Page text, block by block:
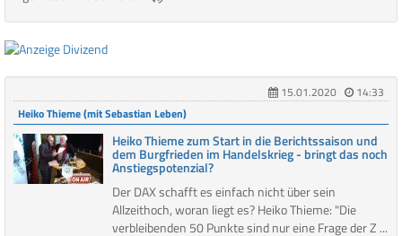
15.01.2020
14:33
Heiko Thieme (mit Sebastian Leben)
Heiko Thieme zum Start in die Berichtssaison und
dem Burgfrieden im Handelskrieg - bringt das noch
Anstiegspotenzial?
Der DAX schafft es einfach nicht über sein
Allzeithoch, woran liegt es? Heiko Thieme: "Die
verbleibenden 50 Punkte sind nur eine Frage der Z ...